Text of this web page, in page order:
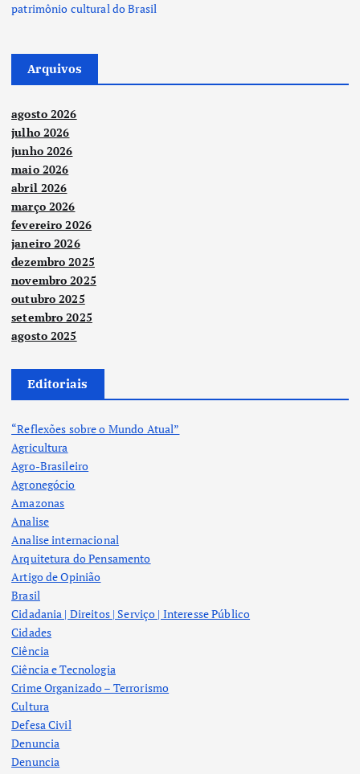
patrimônio cultural do Brasil
Arquivos
agosto 2026
julho 2026
junho 2026
maio 2026
abril 2026
março 2026
fevereiro 2026
janeiro 2026
dezembro 2025
novembro 2025
outubro 2025
setembro 2025
agosto 2025
Editoriais
“Reflexões sobre o Mundo Atual”
Agricultura
Agro-Brasileiro
Agronegócio
Amazonas
Analise
Analise internacional
Arquitetura do Pensamento
Artigo de Opinião
Brasil
Cidadania | Direitos | Serviço | Interesse Público
Cidades
Ciência
Ciência e Tecnologia
Crime Organizado – Terrorismo
Cultura
Defesa Civil
Denuncia
Denuncia